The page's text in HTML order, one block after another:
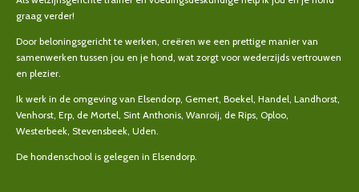
graag verder!
Door beloningsgericht te werken, creëren we een prettige manier van
samenwerken tussen jou en je hond, wat zorgt voor wederzijds vertrouwen
en plezier.
Ik werk in de omgeving van Elsendorp, Gemert, Boekel, Handel, Landhorst,
Venhorst, Erp, de Mortel, Sint Anthonis, Wanroij, de Rips, Oploo,
Westerbeek, Stevensbeek, Uden.
De hondenschool is gelegen in Elsendorp.